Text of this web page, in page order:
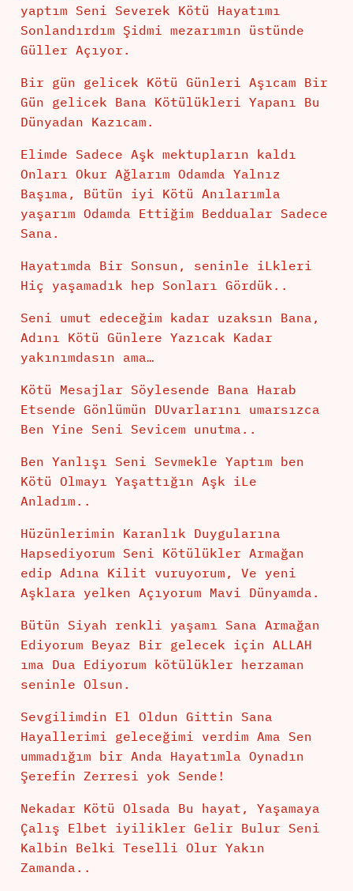
yaptım Seni Severek Kötü Hayatımı
Sonlandırdım Şidmi mezarımın üstünde
Güller Açıyor.
Bir gün gelicek Kötü Günleri Aşıcam Bir
Gün gelicek Bana Kötülükleri Yapanı Bu
Dünyadan Kazıcam.
Elimde Sadece Aşk mektupların kaldı
Onları Okur Ağlarım Odamda Yalnız
Başıma, Bütün iyi Kötü Anılarımla
yaşarım Odamda Ettiğim Beddualar Sadece
Sana.
Hayatımda Bir Sonsun, seninle iLkleri
Hiç yaşamadık hep Sonları Gördük..
Seni umut edeceğim kadar uzaksın Bana,
Adını Kötü Günlere Yazıcak Kadar
yakınımdasın ama…
Kötü Mesajlar Söylesende Bana Harab
Etsende Gönlümün DUvarlarını umarsızca
Ben Yine Seni Sevicem unutma..
Ben Yanlışı Seni Sevmekle Yaptım ben
Kötü Olmayı Yaşattığın Aşk iLe
Anladım..
Hüzünlerimin Karanlık Duygularına
Hapsediyorum Seni Kötülükler Armağan
edip Adına Kilit vuruyorum, Ve yeni
Aşklara yelken Açıyorum Mavi Dünyamda.
Bütün Siyah renkli yaşamı Sana Armağan
Ediyorum Beyaz Bir gelecek için ALLAH
ıma Dua Ediyorum kötülükler herzaman
seninle Olsun.
Sevgilimdin El Oldun Gittin Sana
Hayallerimi geleceğimi verdim Ama Sen
ummadığım bir Anda Hayatımla Oynadın
Şerefin Zerresi yok Sende!
Nekadar Kötü Olsada Bu hayat, Yaşamaya
Çalış Elbet iyilikler Gelir Bulur Seni
Kalbin Belki Teselli Olur Yakın
Zamanda..